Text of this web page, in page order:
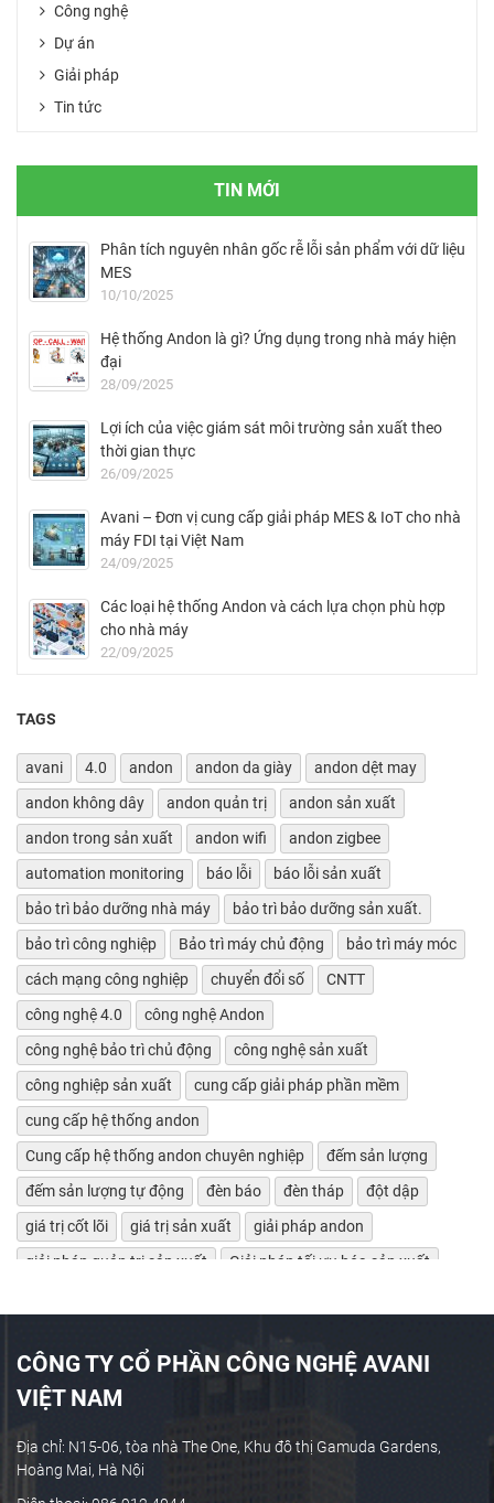
Công nghệ
Dự án
Giải pháp
Tin tức
TIN MỚI
Phân tích nguyên nhân gốc rễ lỗi sản phẩm với dữ liệu
MES
10/10/2025
Hệ thống Andon là gì? Ứng dụng trong nhà máy hiện
đại
28/09/2025
Lợi ích của việc giám sát môi trường sản xuất theo
thời gian thực
26/09/2025
Avani – Đơn vị cung cấp giải pháp MES & IoT cho nhà
máy FDI tại Việt Nam
24/09/2025
Các loại hệ thống Andon và cách lựa chọn phù hợp
cho nhà máy
22/09/2025
TAGS
avani 4.0 andon andon da giày
andon dệt may
andon không dây
andon quản trị
andon sản xuất
andon trong sản xuất
andon wifi
andon zigbee
automation monitoring
báo lỗi
báo lỗi sản xuất
bảo trì bảo dưỡng nhà máy
bảo trì bảo dưỡng sản xuất.
bảo trì công nghiệp
Bảo trì máy chủ động
bảo trì máy móc
cách mạng công nghiệp
chuyển đổi số
CNTT
công nghệ 4.0
công nghệ Andon
công nghệ bảo trì chủ động
công nghệ sản xuất
công nghiệp sản xuất
cung cấp giải pháp phần mềm
cung cấp hệ thống andon
Cung cấp hệ thống andon chuyên nghiệp
đếm sản lượng
đếm sản lượng tự động
đèn báo đèn tháp
đột dập
giá trị cốt lõi
giá trị sản xuất
giải pháp andon
giải pháp quản trị sản xuất
Giải pháp tối ưu hóa sản xuất
giám sát máy CNC
giám sát máy công cụ
giám sát máy tự động
giám sát sản xuất
Giám sát sản xuất công nghiệp
giám sát sản xuất thời gian thực
CÔNG TY CỔ PHẦN CÔNG NGHỆ AVANI
VIỆT NAM
Địa chỉ: N15-06, tòa nhà The One, Khu đô thị Gamuda Gardens,
Hoàng Mai, Hà Nội